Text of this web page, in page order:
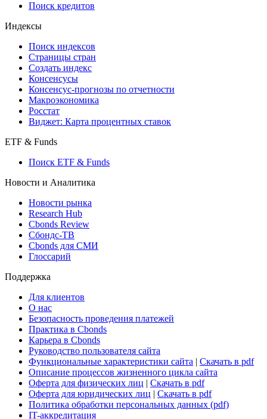
API каталог
Кредиты
Поиск кредитов
Индексы
Поиск индексов
Страницы стран
Создать индекс
Консенсусы
Макроэкономика
Виджет: Карта процентных ставок
ETF & Funds
Поиск ETF & Funds
Новости и Аналитика
Новости рынка
Research Hub
Сбондс-ТВ
Глоссарий
Поддержка
Для клиентов
О нас
Безопасность проведения платежей
Практика в Cbonds
Карьера в Cbonds
Руководство пользователя сайта
Функциональные характеристики сайта|Скачать в pdf
Описание процессов жизненного цикла сайта